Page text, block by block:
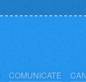
COMUNICATE